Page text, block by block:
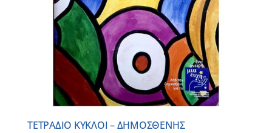
ΤΕΤΡΑΔΙΟ ΚΥΚΛΟΙ – ΔΗΜΟΣΘΕΝΗΣ